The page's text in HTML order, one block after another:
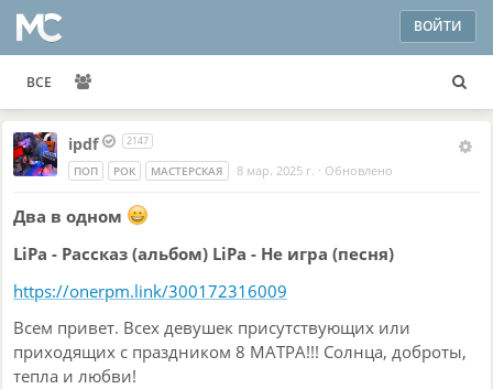
ВОЙТИ
ВСЕ
ipdf 2147
ПОП РОК МАСТЕРСКАЯ 8 мар. 2025 г. · Обновлено
Два в одном
LiPa - Рассказ (альбом) LiPa - Не игра (песня)
https://onerpm.link/300172316009
Всем привет. Всех девушек присутствующих или
приходящих с праздником 8 МАТРА!!! Солнца, доброты,
тепла и любви!